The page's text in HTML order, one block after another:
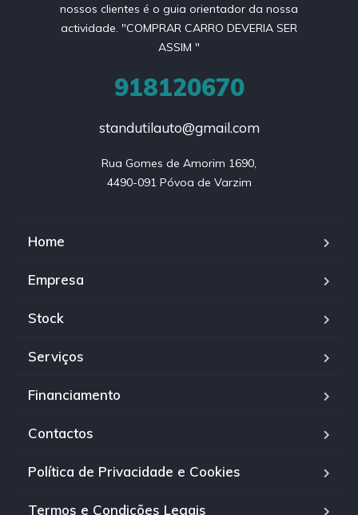
nossos clientes é o guia orientador da nossa
actividade. "COMPRAR CARRO DEVERIA SER
ASSIM "
918120670
standutilauto@gmail.com
Rua Gomes de Amorim 1690,
4490-091 Póvoa de Varzim
Home
Empresa
Stock
Serviços
Financiamento
Contactos
Política de Privacidade e Cookies
Termos e Condições Legais